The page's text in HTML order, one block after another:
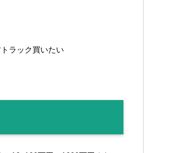
ラック買いたい